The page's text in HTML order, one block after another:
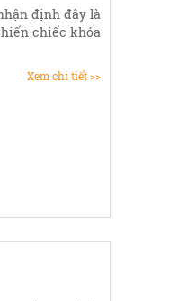
định đây là
chiếc khóa
Xem chi tiết >>